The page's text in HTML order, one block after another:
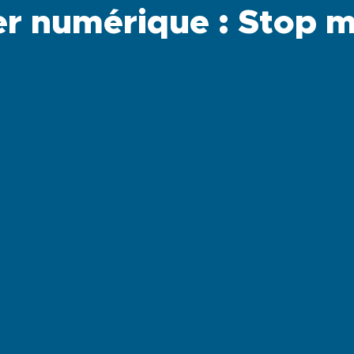
numérique : Stop